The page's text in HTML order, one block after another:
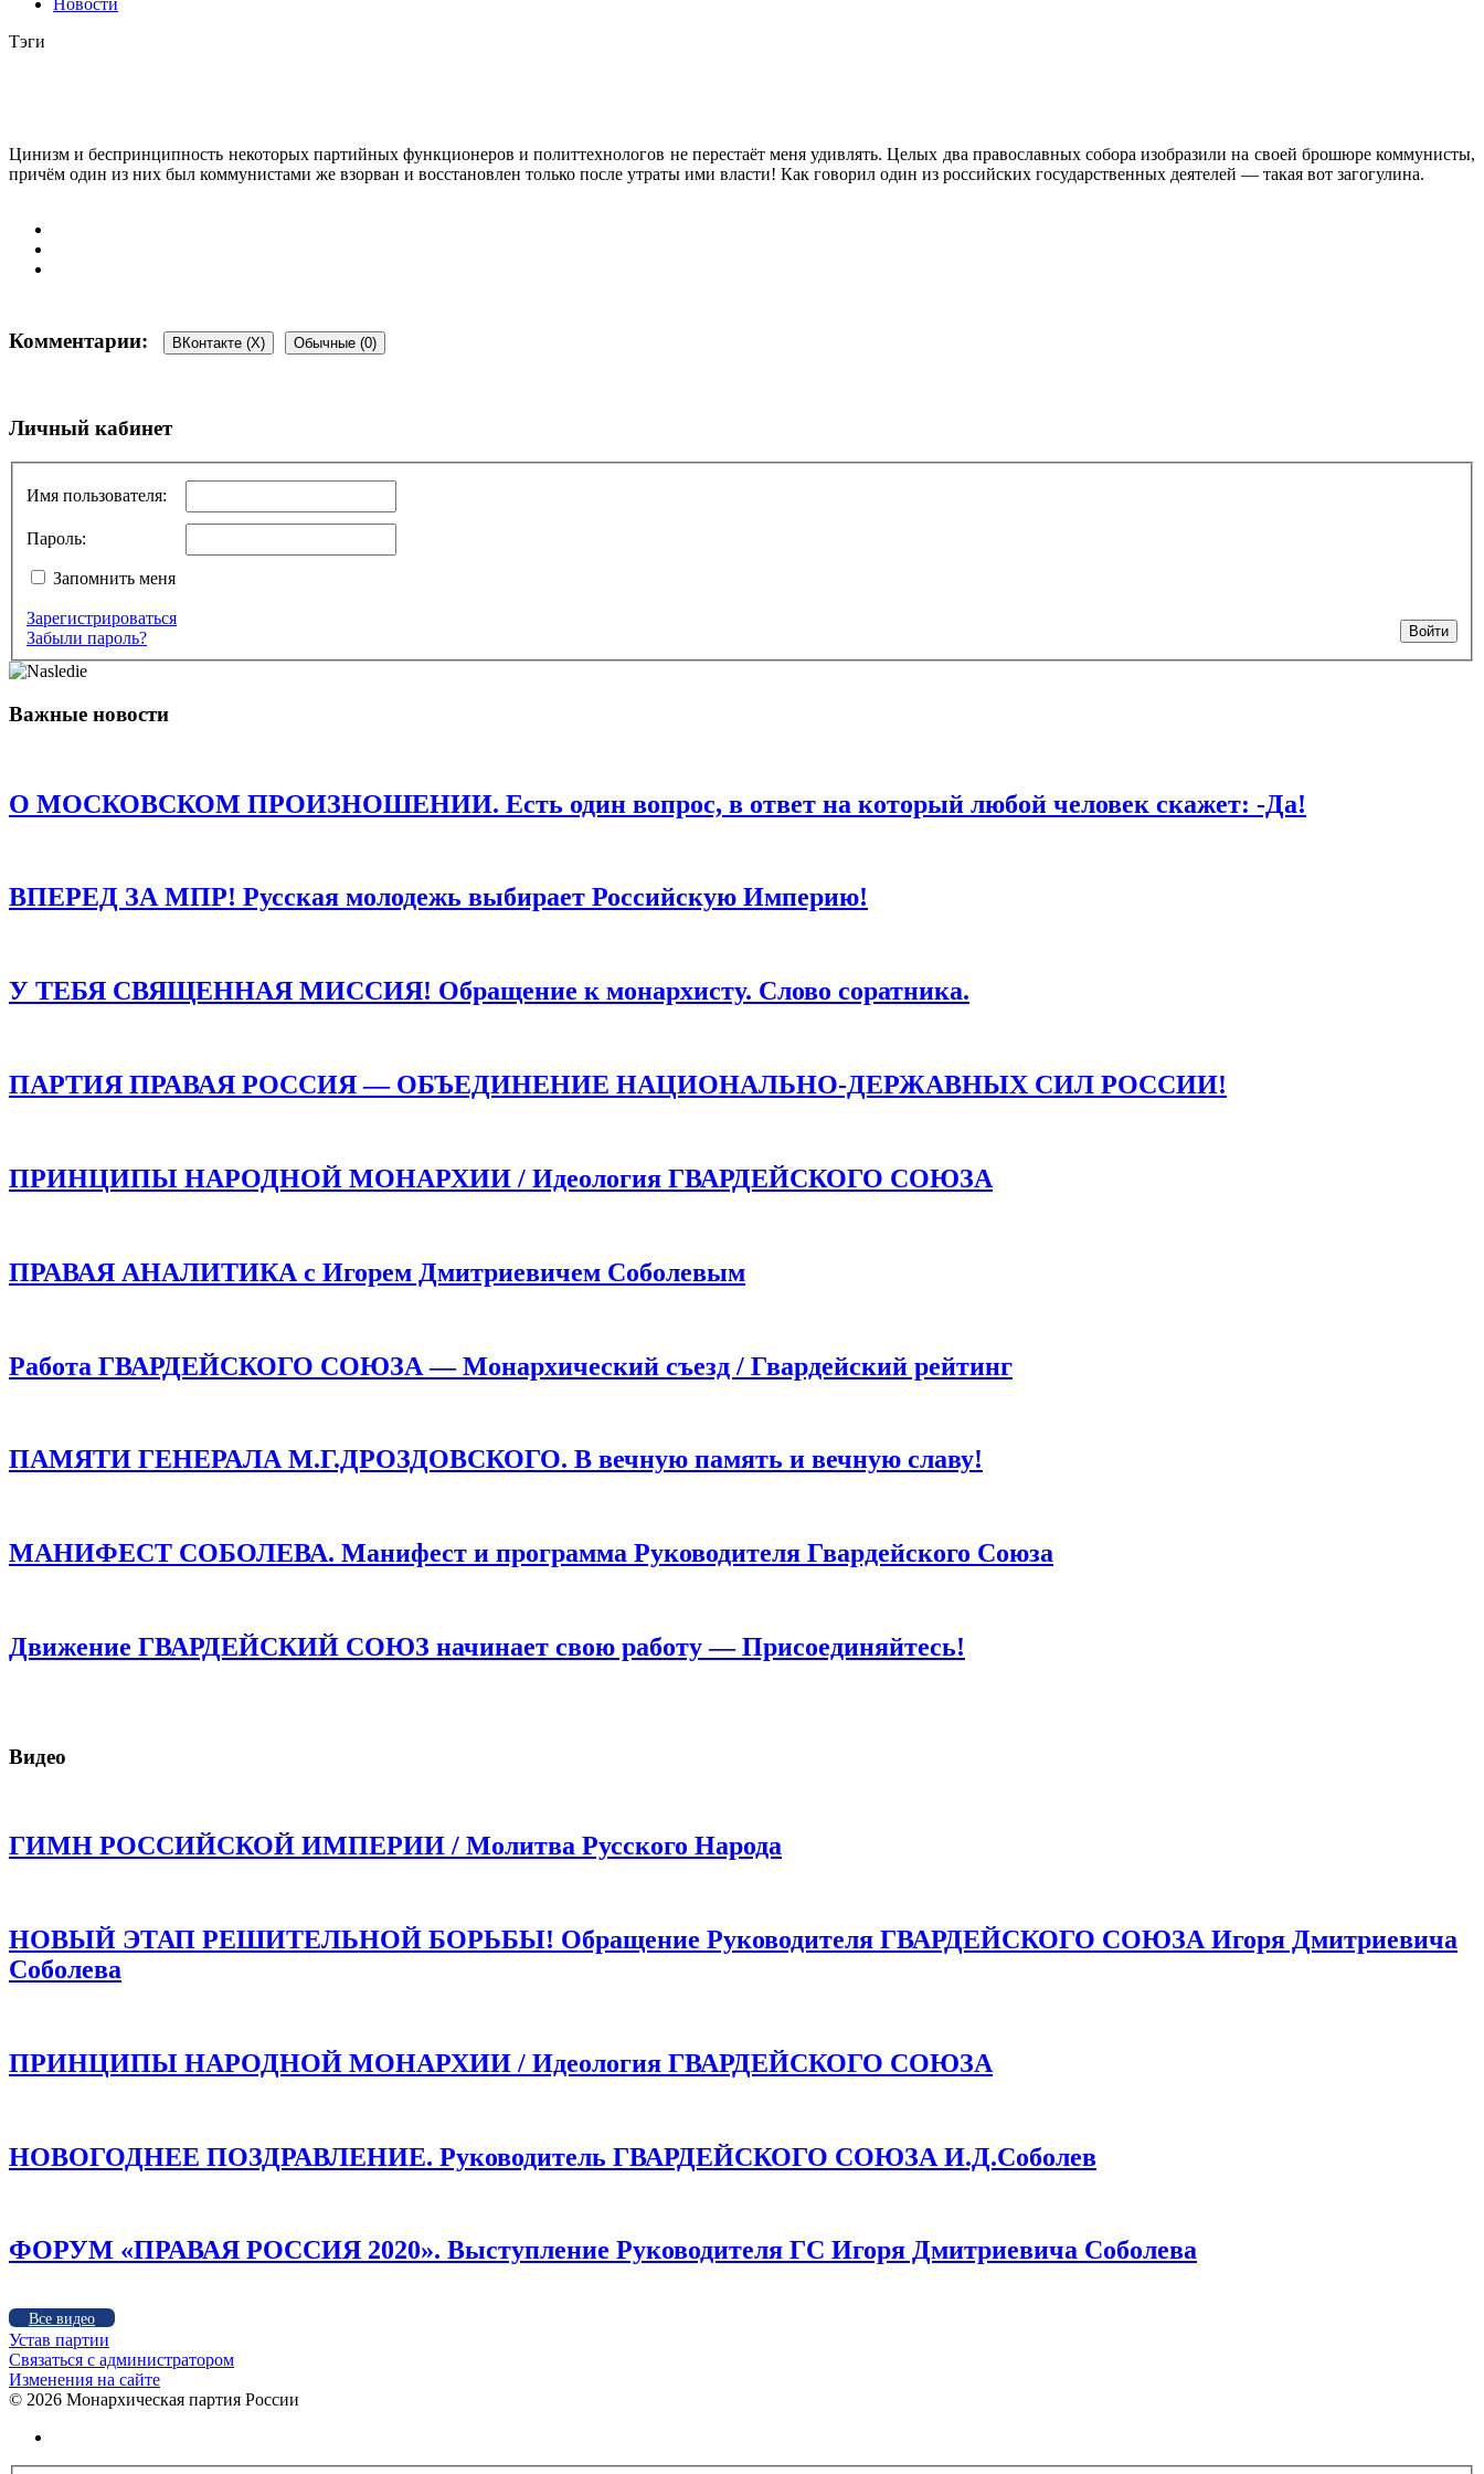
Тэги
Цинизм и беспринципность некоторых партийных функционеров и политтехнологов не перестаёт меня удивлять. Целых два православных собора изобразили на своей брошюре коммунисты,
причём один из них был коммунистами же взорван и восстановлен только после утраты ими власти! Как говорил один из российских государственных деятелей — такая вот загогулина.
Комментарии: ВКонтакте (X) Обычные (0)
Добавить комментарий
Комментарий*
Имя*
Email*
Сохранить моё имя, email и адрес сайта в этом браузере для последующих моих комментариев.
Личный кабинет
Имя пользователя:
Пароль:
Запомнить меня
Войти
Зарегистрироваться
Забыли пароль?
Важные новости
О МОСКОВСКОМ ПРОИЗНОШЕНИИ. Есть один вопрос, в ответ на который любой человек скажет: -Да!
ВПЕРЕД ЗА МПР! Русская молодежь выбирает Российскую Империю!
У ТЕБЯ СВЯЩЕННАЯ МИССИЯ! Обращение к монархисту. Слово соратника.
ПАРТИЯ ПРАВАЯ РОССИЯ — ОБЪЕДИНЕНИЕ НАЦИОНАЛЬНО-ДЕРЖАВНЫХ СИЛ РОССИИ!
ПРИНЦИПЫ НАРОДНОЙ МОНАРХИИ / Идеология ГВАРДЕЙСКОГО СОЮЗА
ПРАВАЯ АНАЛИТИКА с Игорем Дмитриевичем Соболевым
Работа ГВАРДЕЙСКОГО СОЮЗА — Монархический съезд / Гвардейский рейтинг
ПАМЯТИ ГЕНЕРАЛА М.Г.ДРОЗДОВСКОГО. В вечную память и вечную славу!
МАНИФЕСТ СОБОЛЕВА. Манифест и программа Руководителя Гвардейского Союза
Движение ГВАРДЕЙСКИЙ СОЮЗ начинает свою работу — Присоединяйтесь!
Видео
ГИМН РОССИЙСКОЙ ИМПЕРИИ / Молитва Русского Народа
НОВЫЙ ЭТАП РЕШИТЕЛЬНОЙ БОРЬБЫ! Обращение Руководителя ГВАРДЕЙСКОГО СОЮЗА Игоря Дмитриевича
Соболева
ПРИНЦИПЫ НАРОДНОЙ МОНАРХИИ / Идеология ГВАРДЕЙСКОГО СОЮЗА
НОВОГОДНЕЕ ПОЗДРАВЛЕНИЕ. Руководитель ГВАРДЕЙСКОГО СОЮЗА И.Д.Соболев
ФОРУМ «ПРАВАЯ РОССИЯ 2020». Выступление Руководителя ГС Игоря Дмитриевича Соболева
Все видео
Устав партии
Связаться с администратором
Изменения на сайте
© 2026 Монархическая партия России